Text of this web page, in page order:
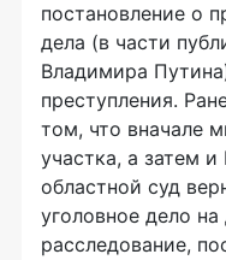
постановление о
дела (в части
Владимира
преступления.
том, что вначале
участка, а затем
областной суд
уголовное дело
расследование,